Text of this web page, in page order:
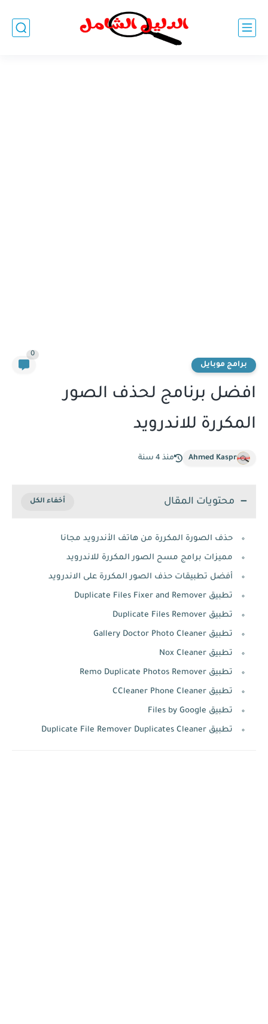
برامج موبايل
0
افضل برنامج لحذف الصور
المكررة للاندرويد
Ahmed Kaspr منذ 4 سنة
محتويات المقال
حذف الصورة المكررة من هاتف الأندرويد مجانا
مميزات برامج مسح الصور المكررة للاندرويد
أفضل تطبيقات حذف الصور المكررة على الاندرويد
تطبيق Duplicate Files Fixer and Remover
تطبيق Duplicate Files Remover
تطبيق Gallery Doctor Photo Cleaner
تطبيق Nox Cleaner
تطبيق Remo Duplicate Photos Remover‏
تطبيق CCleaner Phone Cleaner
تطبيق Files by Google
تطبيق Duplicate File Remover Duplicates Cleaner